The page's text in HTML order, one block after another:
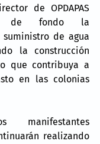
de OPDAPAS
de fondo la
de agua
la construcción
que contribuya a
en las colonias
manifestantes
realizando